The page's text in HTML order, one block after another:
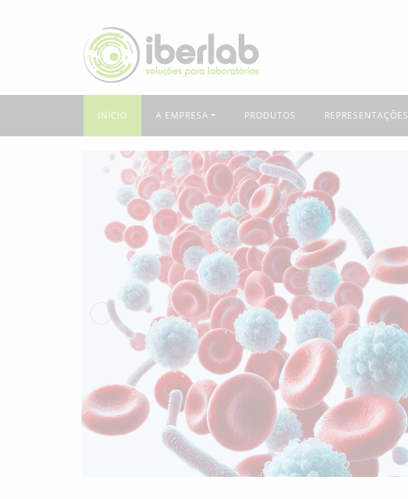
INÍCIO A EMPRESA PRODUTOS REPRESENTAÇÕES
Anterior